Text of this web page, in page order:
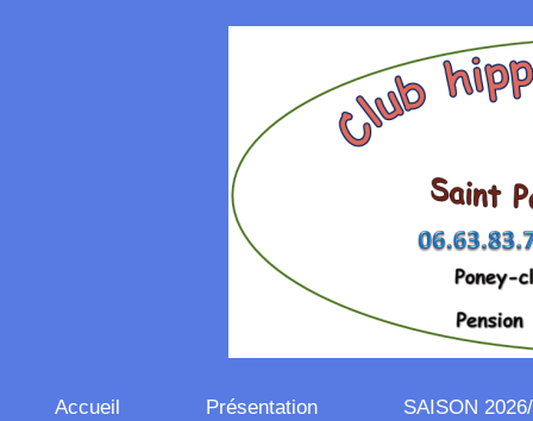
Accueil Présentation SAISON